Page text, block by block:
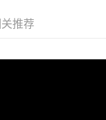
推荐